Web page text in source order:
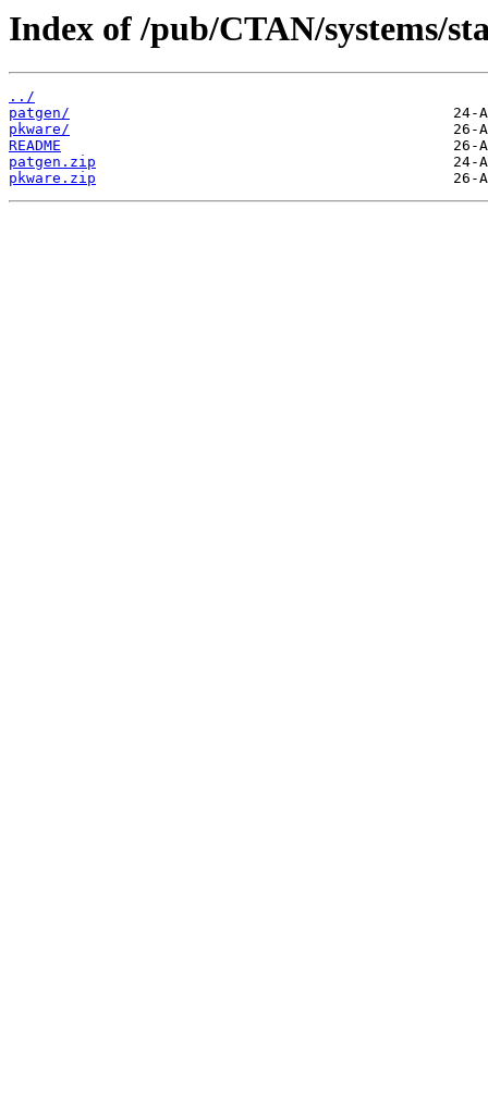
Index of /pub/CTAN/systems/
../
patgen/
pkware/
README
patgen.zip
pkware.zip